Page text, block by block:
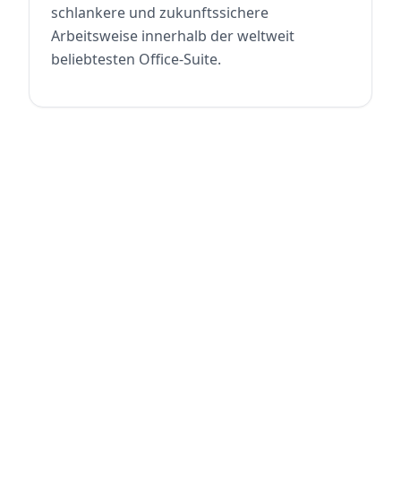
schlankere und zukunftssichere
Arbeitsweise innerhalb der weltweit
beliebtesten Office-Suite.